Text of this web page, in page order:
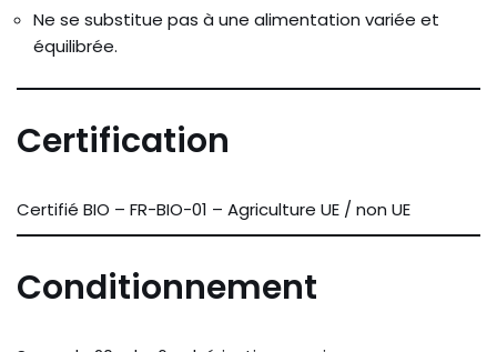
Ne se substitue pas à une alimentation variée et
équilibrée.
Certification
Certifié BIO – FR-BIO-01 – Agriculture UE / non UE
Conditionnement